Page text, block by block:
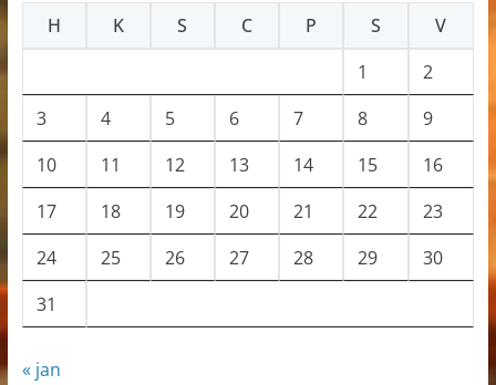
H
K S C P S
V
1
2
3
4 5 6 7 8
9
10
11 12 13 14 15
16
17
18 19 20 21 22
23
24
25 26 27 28 29
30
31
« jan